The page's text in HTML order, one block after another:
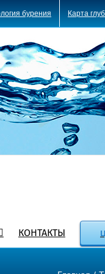
бурения Карта
КОНТАКТЫ